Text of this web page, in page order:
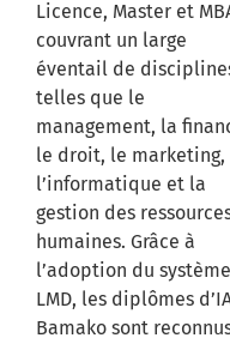
Licence, Master et
couvrant un large
éventail de
telles que le
management, la
le droit, le marketing,
l’informatique et la
gestion des
humaines. Grâce à
l’adoption du système
LMD, les diplômes
Bamako sont